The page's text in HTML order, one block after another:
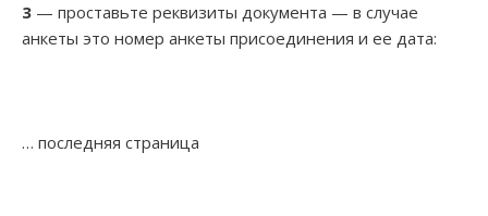
3 — проставьте реквизиты документа — в случае
анкеты это номер анкеты присоединения и ее дата:
… последняя страница